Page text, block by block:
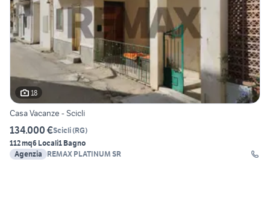
18
Casa Vacanze - Scicli
134.000 €Scicli(RG)
112 mq6 Locali1 Bagno
Agenzia
REMAX PLATINUM SR